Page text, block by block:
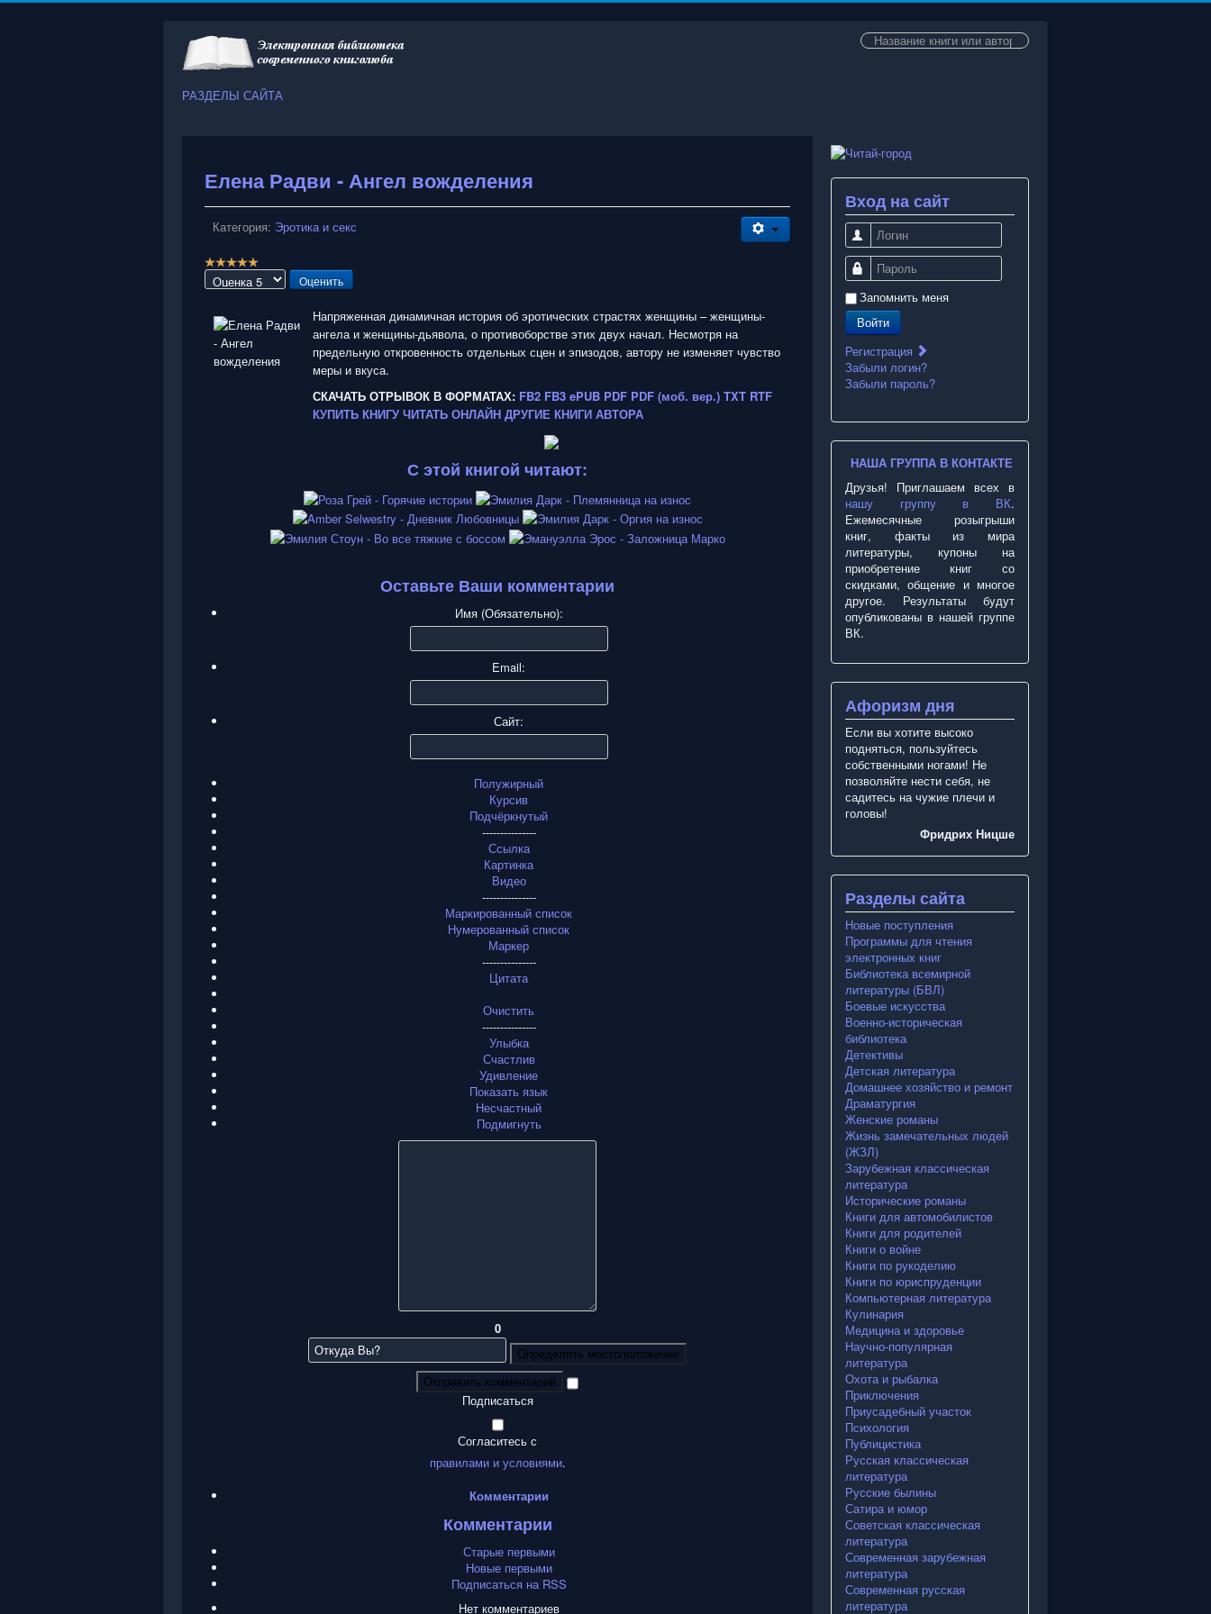
Искать...
РАЗДЕЛЫ САЙТА
Елена Радви - Ангел вожделения
Категория: Эротика и секс
Р
еПожалуйста,
Напряженная динамичная история об эротических страстях женщины – женщины-
ангела и женщины-дьявола, о противоборстве этих двух начал. Несмотря на
предельную откровенность отдельных сцен и эпизодов, автору не изменяет чувство
меры и вкуса.
СКАЧАТЬ ОТРЫВОК В ФОРМАТАХ: FB2 FB3 ePUB PDF PDF (моб. вер.) TXT RTF
КУПИТЬ КНИГУ ЧИТАТЬ ОНЛАЙН ДРУГИЕ КНИГИ АВТОРА
С этой книгой читают:
Оставьте Ваши комментарии
Имя (Обязательно):
Email:
Сайт:
Полужирный
Курсив
Подчёркнутый
---------------
Ссылка
Картинка
Видео
---------------
Маркированный список
Нумерованный список
Маркер
---------------
Цитата
Очистить
---------------
Улыбка
Счастлив
Удивление
Показать язык
Несчастный
Подмигнуть
0
Определить местоположение
Отправить комментарий
Подписаться
Согласитесь с
правилами и условиями.
Комментарии
Комментарии
Старые первыми
Новые первыми
Подписаться на RSS
Нет комментариев
Вход на сайт
Логин
Пароль
Запомнить меня
Войти
Регистрация
Забыли логин?
Забыли пароль?
НАША ГРУППА В КОНТАКТЕ
Друзья! Приглашаем всех в
нашу группу в ВК.
Ежемесячные розыгрыши
книг, факты из мира
литературы, купоны на
приобретение книг со
скидками, общение и многое
другое. Результаты будут
опубликованы в нашей группе
ВК.
Афоризм дня
Если вы хотите высоко
подняться, пользуйтесь
собственными ногами! Не
позволяйте нести себя, не
садитесь на чужие плечи и
головы!
Фридрих Ницше
Разделы сайта
Новые поступления
Программы для чтения
электронных книг
Библиотека всемирной
литературы (БВЛ)
Боевые искусства
Военно-историческая
библиотека
Детективы
Детская литература
Домашнее хозяйство и ремонт
Драматургия
Женские романы
Жизнь замечательных людей
(ЖЗЛ)
Зарубежная классическая
литература
Исторические романы
Книги для автомобилистов
Книги для родителей
Книги о войне
Книги по рукоделию
Книги по юриспруденции
Компьютерная литература
Кулинария
Медицина и здоровье
Научно-популярная
литература
Охота и рыбалка
Приключения
Приусадебный участок
Психология
Публицистика
Русская классическая
литература
Русские былины
Сатира и юмор
Советская классическая
литература
Современная зарубежная
литература
Современная русская
литература